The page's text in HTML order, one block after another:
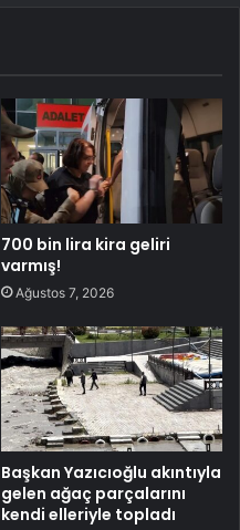
700 bin lira kira geliri
varmış!
Ağustos 7, 2026
Başkan Yazıcıoğlu akıntıyla
gelen ağaç parçalarını
kendi elleriyle topladı